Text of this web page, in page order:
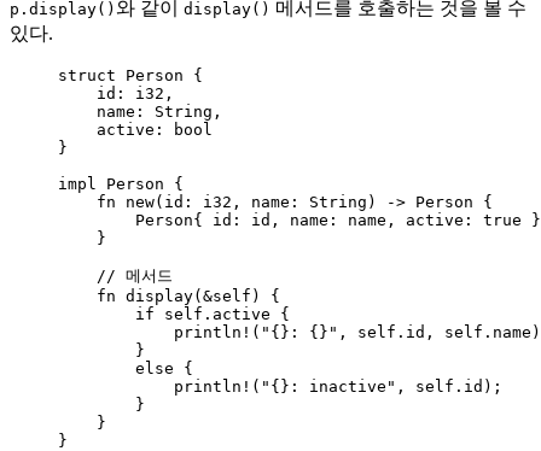
p.display() 와 같이 display() 메서드를 호출하는 것을 볼 수
있다.
struct Person {
id :
i32,
name :
String,
active :
bool
}
impl
Person {
fn
new( id : i32, name : String) -> Person {
Person{ id : id , name : name , active : true }
}
// 메서드
fn display(&self ) {
if
self. active {
println! ( " {}: {} " , self. id, self.
}
else {
println! ( " {}: inactive " , self. id);
}
}
}